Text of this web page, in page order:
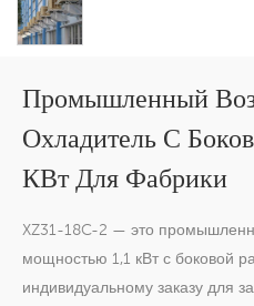
Промышленный
Охладитель С
КВт Для Фабрики
XZ31-18C-2 — это
мощностью 1,1 кВт с боковой
индивидуальному заказу для